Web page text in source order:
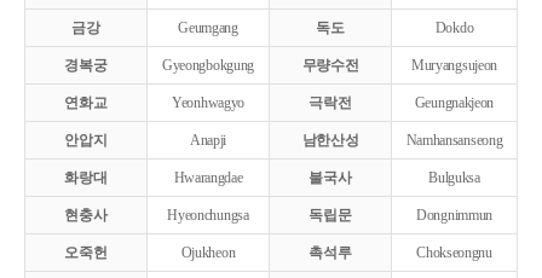
금강 Geumgang 독도 Dokdo
경복궁 Gyeongbokgung 무량수전 Muryangsujeon
연화교 Yeonhwagyo 극락전 Geungnakjeon
안압지 Anapji 남한산성 Namhansanseong
화랑대 Hwarangdae 불국사 Bulguksa
현충사 Hyeonchungsa 독립문 Dongnimmun
오죽헌 Ojukheon 촉석루 Chokseongnu